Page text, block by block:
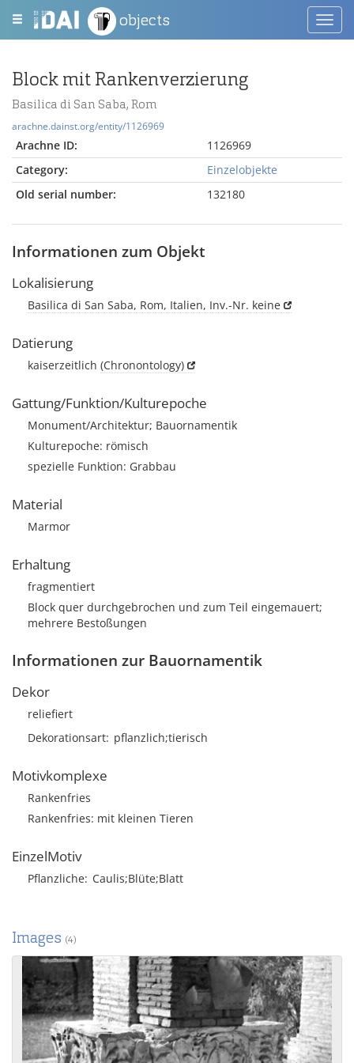
objects
Block mit Rankenverzierung
Basilica di San Saba, Rom
arachne.dainst.org/entity/1126969
Arachne ID:
1126969
Category:
Einzelobjekte
Old serial number:
132180
Informationen zum Objekt
Lokalisierung
Basilica di San Saba, Rom, Italien, Inv.-Nr. keine
Datierung
kaiserzeitlich (Chronontology)
Gattung/Funktion/Kulturepoche
Monument/Architektur; Bauornamentik
Kulturepoche: römisch
spezielle Funktion: Grabbau
Material
Marmor
Erhaltung
fragmentiert
Block quer durchgebrochen und zum Teil eingemauert;
mehrere Bestoßungen
Informationen zur Bauornamentik
Dekor
reliefiert
Dekorationsart pflanzlich;tierisch
Motivkomplexe
Rankenfries
Rankenfries: mit kleinen Tieren
EinzelMotiv
Pflanzliche Caulis;Blüte;Blatt
Images (4)